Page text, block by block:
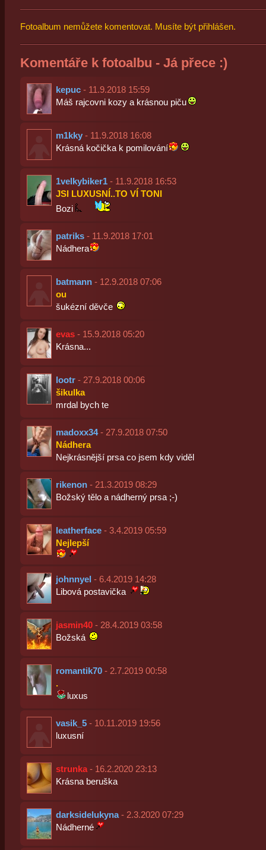
Fotoalbum nemůžete komentovat. Musíte být přihlášen.
Komentáře k fotoalbu - Já přece :)
kepuc- 11.9.2018 15:59
Máš rajcovni kozy a krásnou piču
m1kky- 11.9.2018 16:08
Krásná kočička k pomilování
1velkybiker1- 11.9.2018 16:53
JSI LUXUSNÍ..TO VÍ TONI
Bozi
patriks- 11.9.2018 17:01
Nádhera
batmann- 12.9.2018 07:06
ou
šukézní děvče
evas- 15.9.2018 05:20
Krásna...
lootr- 27.9.2018 00:06
šikulka
mrdal bych te
madoxx34- 27.9.2018 07:50
Nádhera
Nejkrásnější prsa co jsem kdy viděl
rikenon- 21.3.2019 08:29
Božský tělo a nádherný prsa ;-)
leatherface- 3.4.2019 05:59
Nejlepší
johnnyel - 6.4.2019 14:28
Libová postavička
jasmin40- 28.4.2019 03:58
Božská
romantik70- 2.7.2019 00:58
.
luxus
vasik_5- 10.11.2019 19:56
luxusní
strunka- 16.2.2020 23:13
Krásna beruška
darksidelukyna- 2.3.2020 07:29
Nádherné